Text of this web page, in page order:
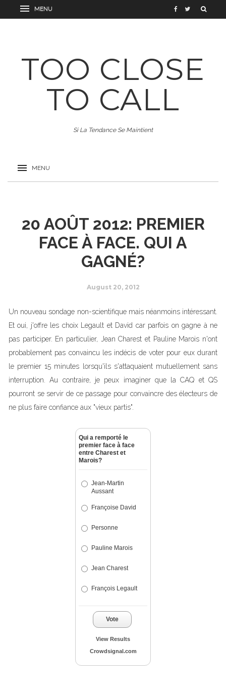
TOO CLOSE
TO CALL
Si La Tendance Se Maintient
20 AOÛT 2012: PREMIER
FACE À FACE. QUI A
GAGNÉ?
August 20, 2012
Un nouveau sondage non-scientifique mais néanmoins intéressant.
Et oui, j'offre les choix Legault et David car parfois on gagne à ne
pas participer. En particulier, Jean Charest et Pauline Marois n'ont
probablement pas convaincu les indécis de voter pour eux durant
le premier 15 minutes lorsqu'ils s'attaquaient mutuellement sans
interruption. Au contraire, je peux imaginer que la CAQ et QS
pourront se servir de ce passage pour convaincre des électeurs de
ne plus faire confiance aux "vieux partis".
Qui a remporté le
premier face à face
entre Charest et
Marois?
Jean-Martin
Aussant
Françoise David
Personne
Pauline Marois
Jean Charest
François Legault
Vote
View Results
Crowdsignal.com